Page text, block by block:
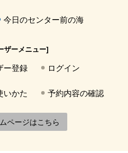
今日のセンター前の海
ザーメニュー]
ー登録 ログイン
いかた 予約内容の確認
ページはこちら